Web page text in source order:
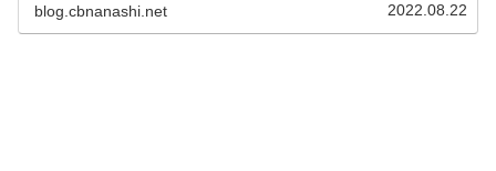
blog.cbnanashi.net 2022.08.22